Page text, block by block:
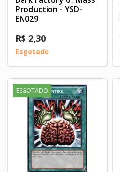
Production - YSD-
EN029
R$ 2,30
Esgotado
ESGOTADO